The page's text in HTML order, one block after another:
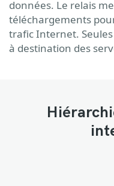
données. Le relais
téléchargements
trafic Internet.
à destination des